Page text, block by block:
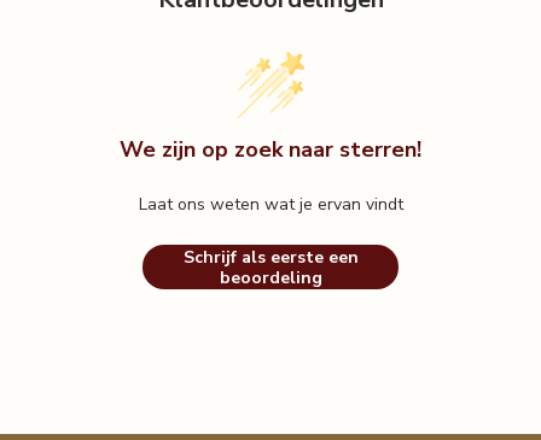
We zijn op zoek naar sterren!
Laat ons weten wat je ervan vindt
Schrijf als eerste een
beoordeling